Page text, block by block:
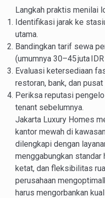
Langkah praktis menilai
Identifikasi jarak ke
utama.
Bandingkan tarif sewa
(umumnya 30–45 juta
Evaluasi ketersediaan
restoran, bank, dan pusat
Periksa reputasi
tenant sebelumnya.
Jakarta Luxury Homes
kantor mewah di
dilengkapi dengan
menggabungkan standar
ketat, dan fleksibilitas
perusahaan
harus mengorbankan